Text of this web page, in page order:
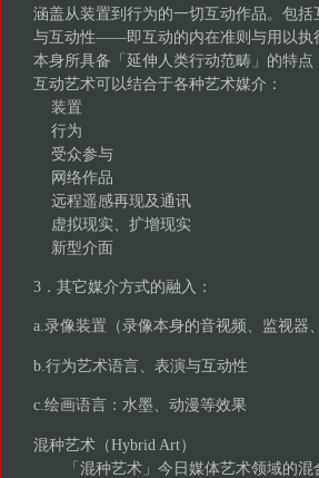
涵盖从装置到行为的一切互动作品。包
与互动性——即互动的内在准则与用以
本身所具备「延伸人类行动范畴」的
互动艺术可以结合于各种艺术媒介：
装置
行为
受众参与
网络作品
远程遥感再现及通讯
虚拟现实、扩增现实
新型介面
3．其它媒介方式的融入：
a.录像装置（录像本身的音视频、监视
b.行为艺术语言、表演与互动性
c.绘画语言：水墨、动漫等效果
混种艺术（Hybrid Art）
「混种艺术」今日媒体艺术领域的混